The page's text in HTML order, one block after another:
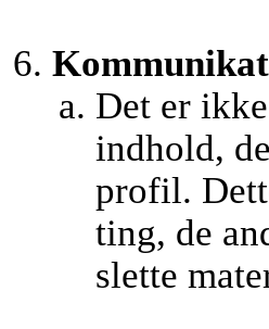
Det er
indhold,
profil.
ting, de
slette